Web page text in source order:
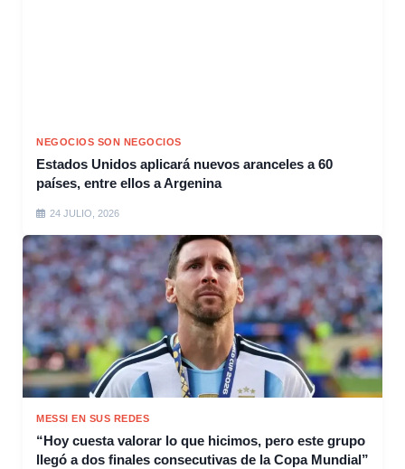
NEGOCIOS SON NEGOCIOS
Estados Unidos aplicará nuevos aranceles a 60
países, entre ellos a Argenina
24 JULIO, 2026
MESSI EN SUS REDES
“Hoy cuesta valorar lo que hicimos, pero este grupo
llegó a dos finales consecutivas de la Copa Mundial”